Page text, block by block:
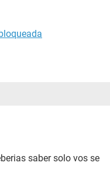
saber solo vos se